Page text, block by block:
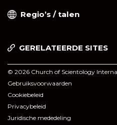
Regio’s / talen
GERELATEERDE SITES
© 2026 Church of Scientology
Gebruiksvoorwaarden
Cookiebeleid
Privacybeleid
Juridische mededeling